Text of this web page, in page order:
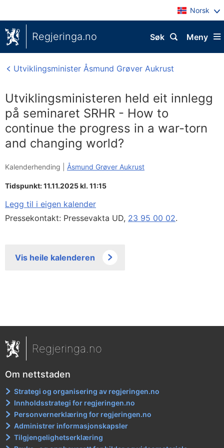
Norsk
Regjeringa.no Meny
Søk
Utviklingsminister Åsmund Grøver Aukrust
Utviklingsministeren held eit innlegg
på seminaret SRHR - How to
continue the progress in a war-torn
and changing world?
Kalenderhending | Åsmund Grøver Aukrust
Tidspunkt: 11.11.2025 kl. 11:15
Legg til i eigen kalender
Pressekontakt: Pressevakta UD, 23 95 00 02.
Vis heile kalenderen
Regjeringa.no
Om nettstaden
Strategi og organisering av regjeringen.no
Innholdsstrategi for regjeringen.no
Personvernerklæring for regjeringen.no
Administrer informasjonskapsler
Tilgjengelighetserklæring